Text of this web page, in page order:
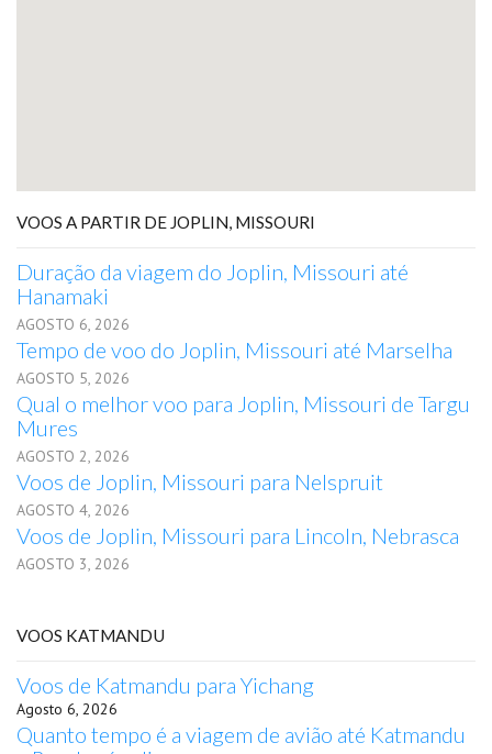
VOOS A PARTIR DE JOPLIN, MISSOURI
Duração da viagem do Joplin, Missouri até
Hanamaki
AGOSTO 6, 2026
Tempo de voo do Joplin, Missouri até Marselha
AGOSTO 5, 2026
Qual o melhor voo para Joplin, Missouri de Targu
Mures
AGOSTO 2, 2026
Voos de Joplin, Missouri para Nelspruit
AGOSTO 4, 2026
Voos de Joplin, Missouri para Lincoln, Nebrasca
AGOSTO 3, 2026
VOOS KATMANDU
Voos de Katmandu para Yichang
Agosto 6, 2026
Quanto tempo é a viagem de avião até Katmandu